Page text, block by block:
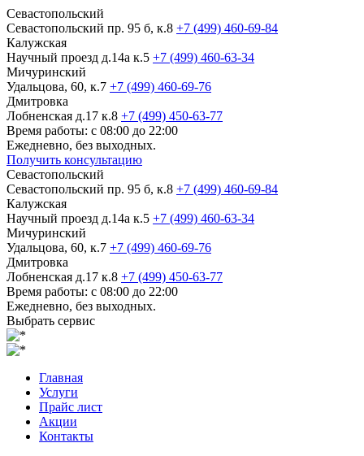
Севастопольский
Севастопольский пр. 95 б, к.8 +7 (499) 460-69-84
Калужская
Научный проезд д.14а к.5 +7 (499) 460-63-34
Мичуринский
Удальцова, 60, к.7 +7 (499) 460-69-76
Дмитровка
Лобненская д.17 к.8 +7 (499) 450-63-77
Время работы: с 08:00 до 22:00
Ежедневно, без выходных.
Получить консультацию
Севастопольский
Севастопольский пр. 95 б, к.8 +7 (499) 460-69-84
Калужская
Научный проезд д.14а к.5 +7 (499) 460-63-34
Мичуринский
Удальцова, 60, к.7 +7 (499) 460-69-76
Дмитровка
Лобненская д.17 к.8 +7 (499) 450-63-77
Время работы: с 08:00 до 22:00
Ежедневно, без выходных.
Выбрать сервис
Главная
Услуги
Прайс лист
Акции
Контакты